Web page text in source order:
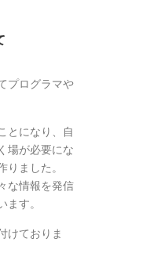
プログラマや
とになり、自
場が必要にな
ました。
な情報を発信
す。
けておりま